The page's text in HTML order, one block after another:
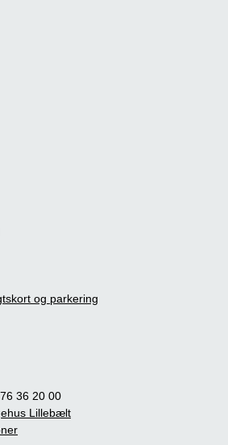
og parkering
36 20 00
Lillebælt